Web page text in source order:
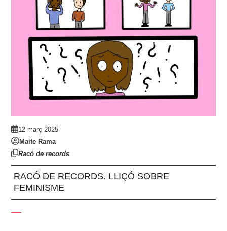
12 març 2025
Maite Rama
Racó de records
RACÓ DE RECORDS. LLIÇÓ SOBRE
FEMINISME